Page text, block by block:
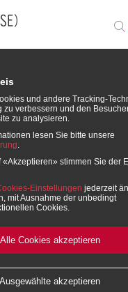
Karten » Kontokorrent
und andere Tracking-
zu verbessern und den
zu analysieren.
lesen Sie bitte unsere
.
«Akzeptieren» stimmen Sie der
Einstellungen jederzeit
mit Ausnahme der unbedingt
Cookies.
Alle Cookies akzeptieren
Ausgewählte akzeptieren